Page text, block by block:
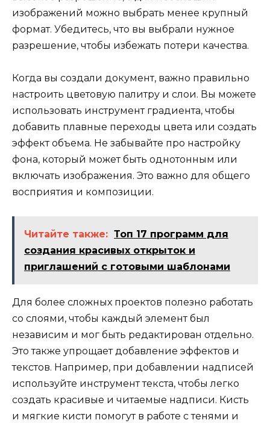
изображений можно выбрать менее крупный
формат. Убедитесь, что вы выбрали нужное
разрешение, чтобы избежать потери качества.
Когда вы создали документ, важно правильно
настроить цветовую палитру и слои. Вы можете
использовать инструмент градиента, чтобы
добавить плавные переходы цвета или создать
эффект объема. Не забывайте про настройку
фона, который может быть однотонным или
включать изображения. Это важно для общего
восприятия и композиции.
Читайте также: Топ 17 программ для
создания красивых открыток и
приглашений с готовыми шаблонами
Для более сложных проектов полезно работать
со слоями, чтобы каждый элемент был
независим и мог быть редактирован отдельно.
Это также упрощает добавление эффектов и
текстов. Например, при добавлении надписей
используйте инструмент текста, чтобы легко
создать красивые и читаемые надписи. Кисть
и мягкие кисти помогут в работе с тенями и